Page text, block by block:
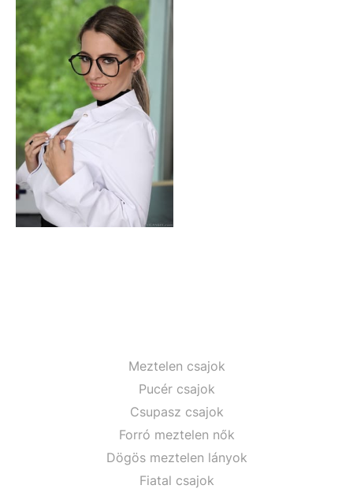
Meztelen csajok
Pucér csajok
Csupasz csajok
Forró meztelen nők
Dögös meztelen lányok
Fiatal csajok